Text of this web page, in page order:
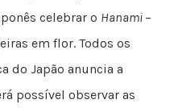
celebrar o Hanami –
em flor. Todos os
do Japão anuncia a
possível observar as